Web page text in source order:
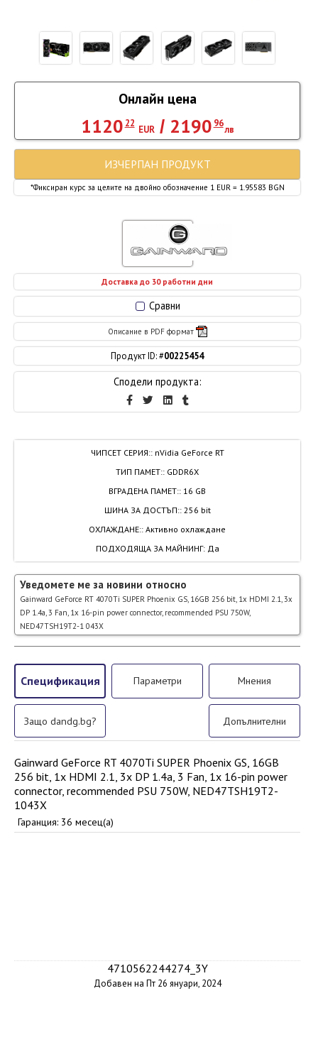
ЧИПСЕТ СЕРИЯ:: nVidia GeForce RT
ТИП ПАМЕТ:: GDDR6X
ВГРАДЕНА ПАМЕТ:: 16 GB
ШИНА ЗА ДОСТЪП:: 256 bit
ОХЛАЖДАНЕ::Активно охлаждане
ПОДХОДЯЩА ЗА МАЙНИНГ: Да
Сравни
Описание в PDF формат
Продукт ID: #00225454
Сподели продукта:
Доставка до 30 работни дни
Онлайн цена
1120 22
EUR/ 2190 96
лв
*Фиксиран курс за целите на двойно обозначение 1 EUR = 1.95583 BGN
ИЗЧЕРПАН ПРОДУКТ
Уведомете ме за новини относно
Gainward GeForce RT 4070Ti SUPER Phoenix GS, 16GB 256 bit, 1x HDMI 2.1, 3x
DP 1.4a, 3 Fan, 1x 16-pin power connector, recommended PSU 750W,
NED47TSH19T2-1 043X
Спецификация Параметри Мнения
Защо dandg.bg? Допълнителни
Gainward GeForce RT 4070Ti SUPER Phoenix GS, 16GB
256 bit, 1x HDMI 2.1, 3x DP 1.4a, 3 Fan, 1x 16-pin power
connector, recommended PSU 750W, NED47TSH19T2-
1043X
Гаранция: 36 месец(а)
4710562244274_3Y
Добавен на Пт 26 януари, 2024